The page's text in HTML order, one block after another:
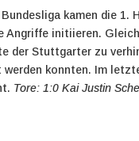
kamen die 1.
initiieren.
Stuttgarter zu
konnten. Im
Tore: 1:0 Kai Justin